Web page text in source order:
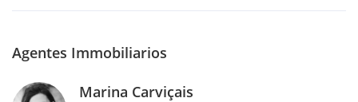
Agentes Immobiliarios
Marina Carviçais